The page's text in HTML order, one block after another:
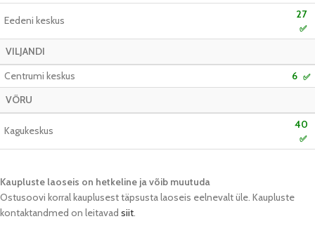
Eedeni keskus 27
✅
VILJANDI
Centrumi keskus
6 ✅
VÕRU
Kagukeskus 40
✅
Kaupluste laoseis on hetkeline ja võib muutuda​
Ostusoovi korral kauplusest täpsusta laoseis eelnevalt üle. Kaupluste
kontaktandmed on leitavad siit.